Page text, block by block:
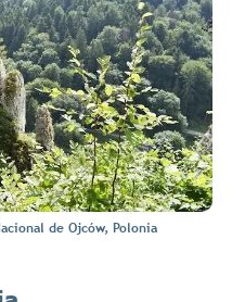
de Ojców, Polonia